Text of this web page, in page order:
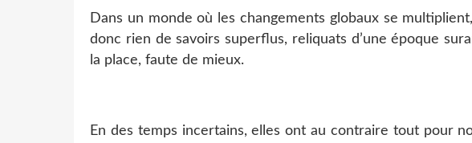
Dans un monde où les changements globaux se
donc rien de savoirs superflus, reliquats d’une époque
la place, faute de mieux.
En des temps incertains, elles ont au contraire tout pour